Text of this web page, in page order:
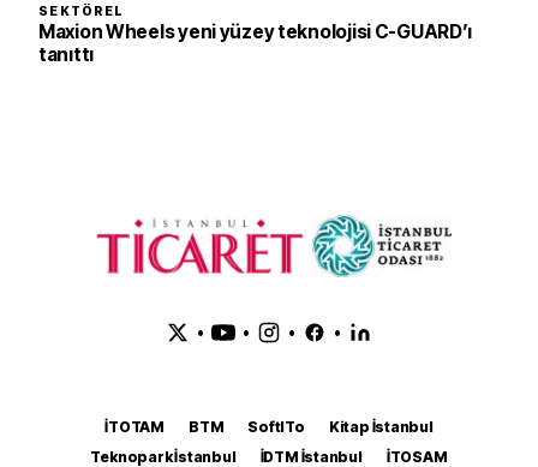
SEKTÖREL
Maxion Wheels yeni yüzey teknolojisi C-GUARD’ı
tanıttı
• • • •
İTOTAM BTM SoftITo
Kitap İstanbul
Teknopark İstanbul
İDTM İstanbul
İTOSAM